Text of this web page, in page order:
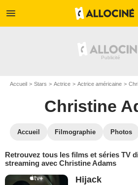
menu
Accueil Stars Actrice Actrice américaine
Christine
Accueil Filmographie Photos
Retrouvez tous les films et séries TV
streaming avec Christine Adams
Hijack